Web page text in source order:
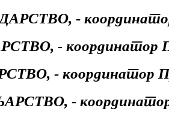
-
- координатор
- координатор
- координатор